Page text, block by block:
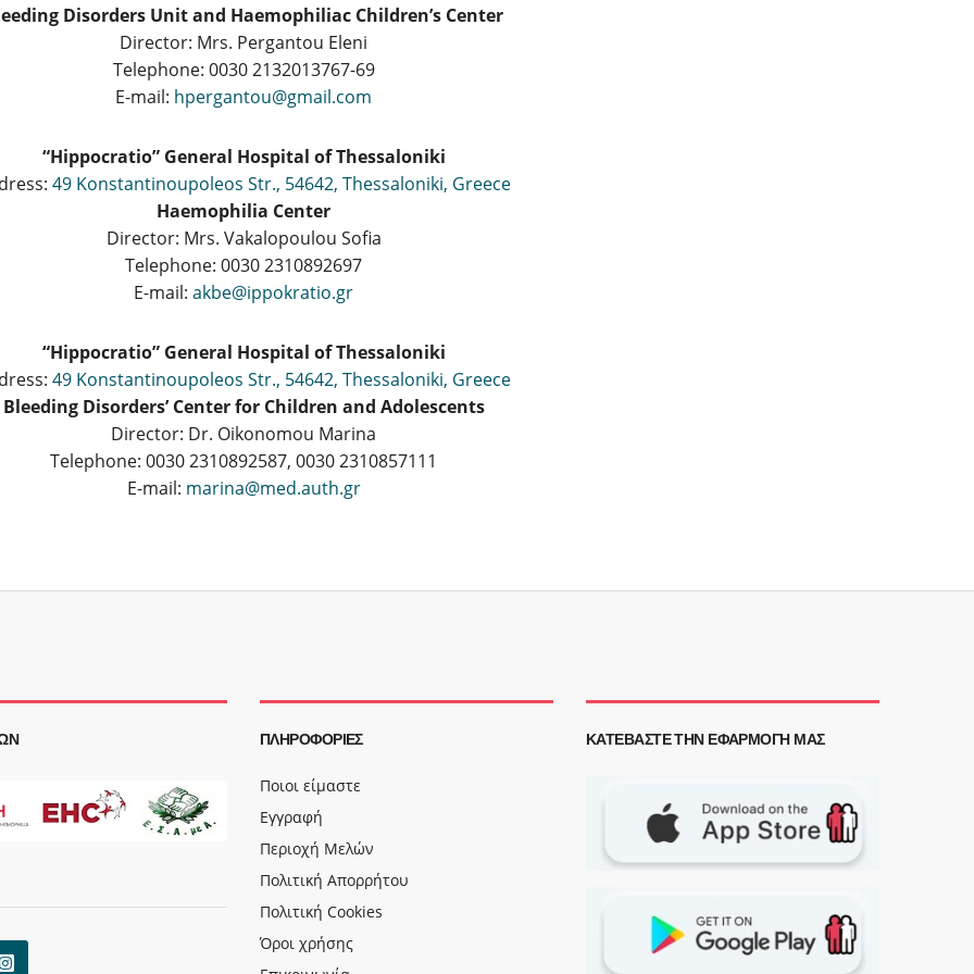
Disorders Unit and Haemophiliac Children’s Center
Director: Mrs. Pergantou Eleni
Telephone: 0030 2132013767-69
E-mail: hpergantou@gmail.com
“Hippocratio” General Hospital of Thessaloniki
49 Konstantinoupoleos Str., 54642, Thessaloniki, Greece
Haemophilia Center
Director: Mrs. Vakalopoulou Sofia
Telephone: 0030 2310892697
E-mail: akbe@ippokratio.gr
“Hippocratio” General Hospital of Thessaloniki
49 Konstantinoupoleos Str., 54642, Thessaloniki, Greece
Bleeding Disorders’ Center for Children and Adolescents
Director: Dr. Oikonomou Marina
Telephone: 0030 2310892587, 0030 2310857111
E-mail: marina@med.auth.gr
ΠΛΗΡΟΦΟΡΊΕΣ
Ποιοι είμαστε
Εγγραφή
Περιοχή Μελών
Πολιτική Απορρήτου
Πολιτική Cookies
Όροι χρήσης
ΚΑΤΕΒΆΣΤΕ ΤΗΝ ΕΦΑΡΜΟΓΉ ΜΑΣ